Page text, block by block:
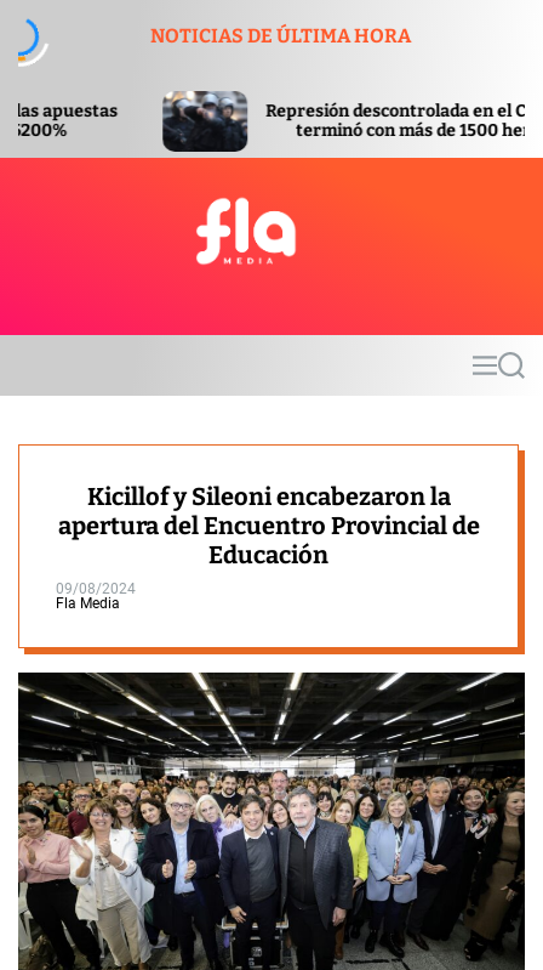
t
NOTICIAS DE ÚLTIMA HORA
Represión descontrolada en el Congreso
terminó con más de 1500 heridos
a
MS
Kicillof y Sileoni encabezaron la
apertura del Encuentro Provincial de
Educación
09/08/2024
Fla Media